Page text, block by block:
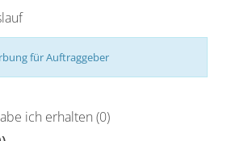
für Auftraggeber
ich erhalten (0)